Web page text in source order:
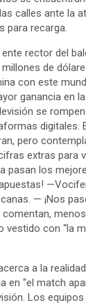
calles ante la
para recarga.
ente rector del
de
con este
ganancia en
se
digitales.
pero
extras para
pasan los
— ¡Nos
vestido con “la
a la
en “el match
Los